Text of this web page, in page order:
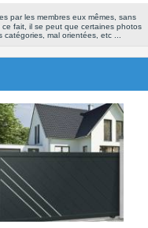
par les membres eux mêmes, sans
fait, il se peut que certaines photos
mal orientées, etc ...